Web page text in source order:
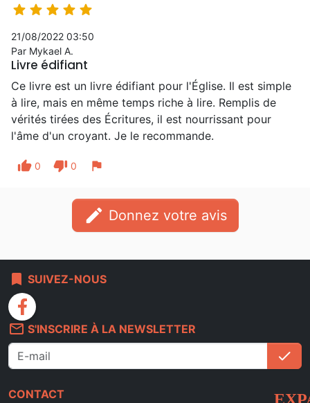
    
21/08/2022 03:50
Par Mykael A.
Livre édifiant
Ce livre est un livre édifiant pour l'Église. Il est simple
à lire, mais en même temps riche à lire. Remplis de
vérités tirées des Écritures, il est nourrissant pour
l'âme d'un croyant. Je le recommande.
thumb_up 0 thumb_down 0 flag
edit Donnez votre avis
bookmark SUIVEZ-NOUS
facebook
mail_outline S'INSCRIRE À LA NEWSLETTER
check
CONTACT